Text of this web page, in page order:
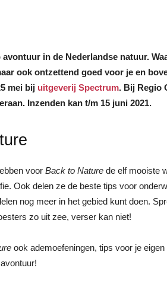
in de Nederlandse natuur.
ook ontzettend goed voor je en
mei bij uitgeverij Spectrum. Bij Regio
Inzenden kan t/m 15 juni 2021.
voor Back to Nature de elf mooiste
Ook delen ze de beste tips voor
nog meer in het gebied kunt doen.
zo uit zee, verser kan niet!
ook ademoefeningen, tips voor je